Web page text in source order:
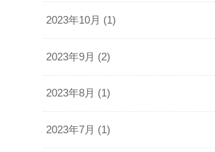
2023年10月 (1)
2023年9月 (2)
2023年8月 (1)
2023年7月 (1)